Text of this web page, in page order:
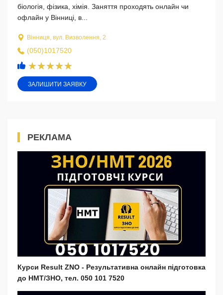
біологія, фізика, хімія. Заняття проходять онлайн чи
офлайн у Вінниці, в...
Вінниця, вул. Визволення, 2
(050)1017520
ЗАЛИШИТИ ЗАЯВКУ
РЕКЛАМА
Курси Result ZNO - Результативна онлайн підготовка
до НМТ/ЗНО, тел. 050 101 7520